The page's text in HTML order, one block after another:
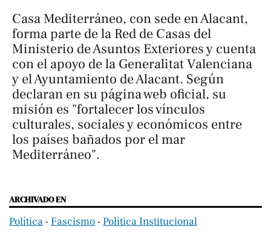
Casa Mediterráneo, con sede en Alacant,
forma parte de la Red de Casas del
Ministerio de Asuntos Exteriores y cuenta
con el apoyo de la Generalitat Valenciana
y el Ayuntamiento de Alacant. Según
declaran en su página web oficial, su
misión es "fortalecer los vínculos
culturales, sociales y económicos entre
los países bañados por el mar
Mediterráneo".
ARCHIVADO EN
Política ‧ Fascismo ‧ Política Institucional